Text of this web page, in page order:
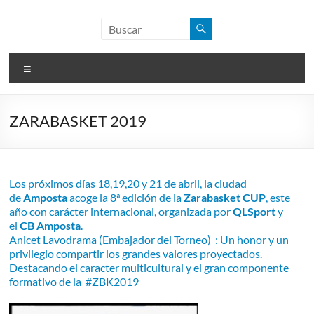
Sport
Spain
y
ZARABASKET 2019
Los próximos días 18,19,20 y 21 de abril, la ciudad
deAmpostaacoge la 8ª edición de laZarabasket CUP, este
año con carácter internacional, organizada porQLSporty
elCB Amposta.
Anicet Lavodrama (Embajador del Torneo) : Un honor y un
privilegio compartir los grandes valores proyectados.
Destacando el caracter multicultural y el gran componente
formativo de la #ZBK2019